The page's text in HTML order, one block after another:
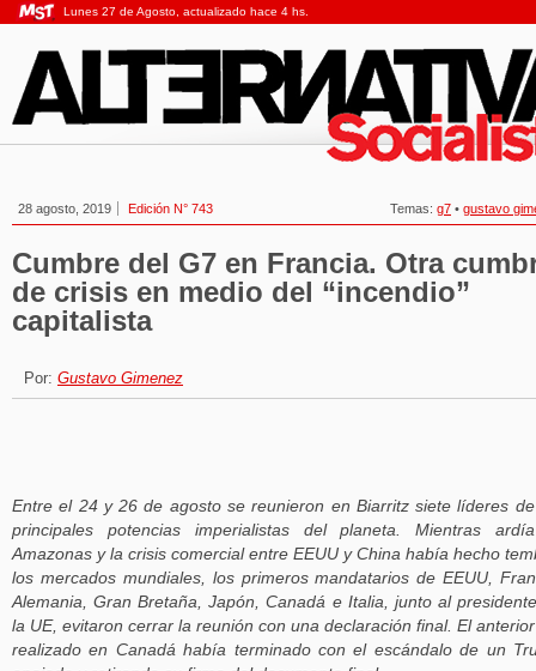
Lunes 27 de Agosto, actualizado hace 4 hs.
28 agosto, 2019 Edición N° 743 Temas: g7 • gustavo
Cumbre del G7 en Francia. Otra
de crisis en medio del “incendio”
capitalista
Por: Gustavo Gimenez
Entre el 24 y 26 de agosto se reunieron en Biarritz siete líderes
principales potencias imperialistas del planeta. Mientras
Amazonas y la crisis comercial entre EEUU y China había hecho
los mercados mundiales, los primeros mandatarios de EEUU,
Alemania, Gran Bretaña, Japón, Canadá e Italia, junto al
la UE, evitaron cerrar la reunión con una declaración final. El
realizado en Canadá había terminado con el escándalo de un